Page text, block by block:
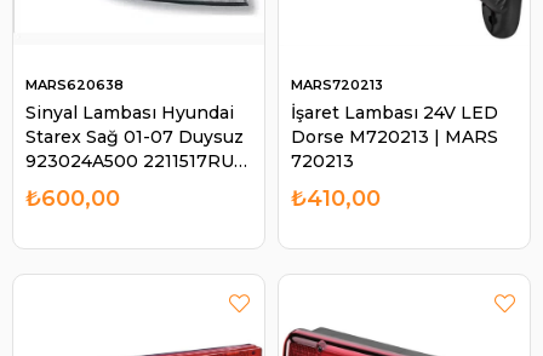
Sinyal Lambası Hyundai
Starex Sağ 01-07 Duysuz
923024A500 2211517RU
620638 | MARS 620638
MARS620638
₺600,00
İşaret Lambası 24V LED
Dorse M720213 | MARS
720213
MARS720213
₺410,00